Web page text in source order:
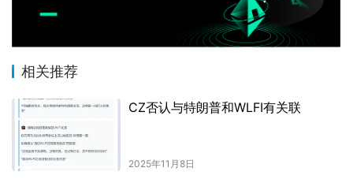
相关推荐
CZ否认与特朗普和WLFI有关联
2025年11月8日